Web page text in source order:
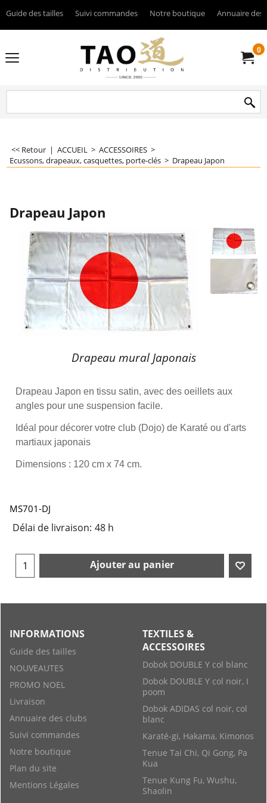
Guide des tailles Suivi commandes Notre boutique Annuaire des
0
<< Retour | ACCUEIL > ACCESSOIRES >
Ecussons, drapeaux, casquettes, porte-clés > Drapeau Japon
Drapeau Japon
Drapeau mural Japonais
Drapeau Japon en tissu satin, avec des oeillets aux
angles pour une suspension facile.
Idéal pour décorer votre club (Dojo) de Karaté ou d'arts
martiaux japonais
Dimensions : 120 cm x 74 cm.
MS701-DJ
Délai de livraison: 48 h
Ajouter au panier
INFORMATIONS
Guide des tailles
NOUVEAUTES
PROMO NOEL
Livraison
Annuaire des clubs
Suivi commandes
Notre boutique
Plan du site
Mentions Légales
TEXTILES &
ACCESSOIRES
Dobok DOUBLE Y col blanc
Dobok DOUBLE Y col noir, I
poom
Dobok ADIDAS col noir, col
blanc
Karaté-gi, Hakama, Kimonos
Tenue Tai Chi, Qi Gong, Pa
Kua
Tenue Kung Fu, Wushu,
Shaolin